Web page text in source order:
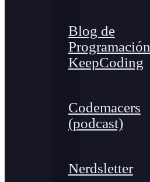
Blog de
Programación
KeepCoding
Codemacers
(podcast)
Nerdsletter